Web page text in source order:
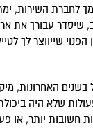
לחברת השירות,
שיסדר עבורך את
שייווצר לך
האחרונות,
שלא היה
חשובות יותר, או